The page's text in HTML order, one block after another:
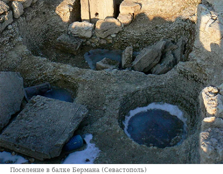
Поселение в балке Бермана (Севастополь)